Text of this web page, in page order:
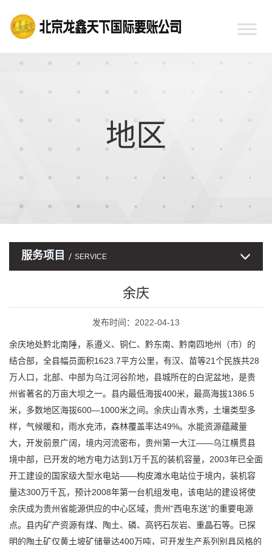
地区
服务项目 SERVICE
余庆
发布时间：2022-04-13
余庆地处黔北南陲，系遵义、铜仁、黔东南、黔南四地州（市）的
结合部，全县幅员面积1623.7平方公里，有汉、苗等21个民族共28
万人口，北部、中部为乌江河谷阶地，县城所在的白泥盆地，是贵
州省著名的万亩大坝之一。县内最低海拔400米，最高海拔1386.5
米，多数地区海拔600—1000米之间。余庆山青水秀，土壤类型多
样，气候暖和，雨水充沛，森林覆盖率达49%。水能资源蕴藏量
大，开发前景广阔，境内河流密布，贵州第一大江——乌江横贯县
境中部，已开发的地方电力达到1万千瓦的装机容量，2003年已全面
开工建设的国家级大型水电站——构皮滩水电站位于境内，装机容
量达300万千瓦，预计2008年第一台机组发电，该电站的建设将使
余庆成为贵州省能源供应的中心区域，贵州“西电东送”的重要电源
点。县内矿产资源有煤、陶土、磷、高钙石灰岩、重晶石等。已探
明的陶土矿仅黄土坡矿储量达400万吨，可开发生产系列别具风格的